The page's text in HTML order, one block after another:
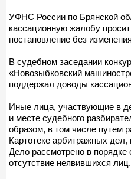
УФНС России по Брянской
кассационную жалобу
постановление без
В судебном заседании
«Новозыбковский
поддержал доводы
Иные лица, участвующие в
и месте судебного
образом, в том числе путем
Картотеке арбитражных дел,
Дело рассмотрено в порядке
отсутствие неявившихся лиц.